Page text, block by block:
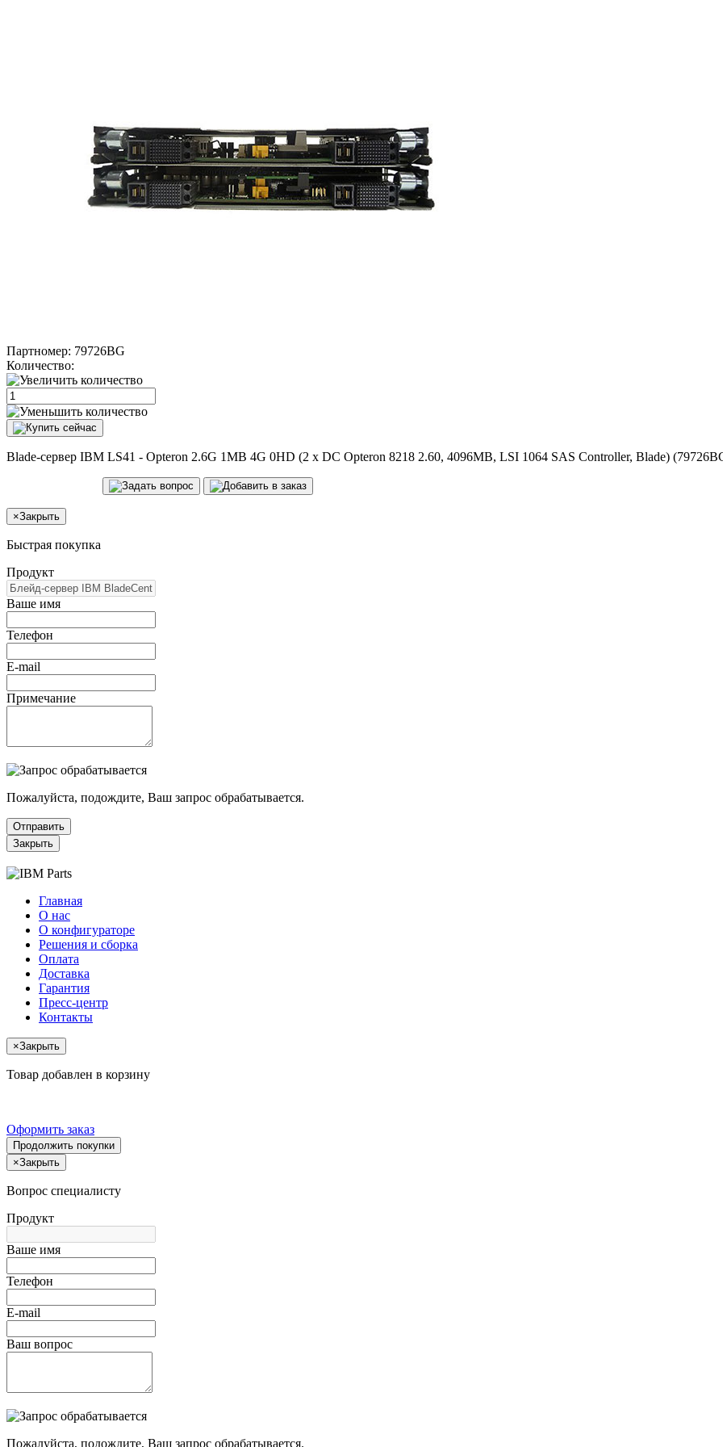
Партномер: 79726BG
Количество:
Blade-сервер IBM LS41 - Opteron 2.6G 1MB 4G 0HD (2 x DC Opteron 8218 2.60, 4096MB, LSI 1064 SAS Controller, Blade)
×Закрыть
Быстрая покупка
Продукт
Ваше имя
Телефон
E-mail
Примечание
Пожалуйста, подождите, Ваш запрос обрабатывается.
Отправить
Закрыть
Главная
О нас
О конфигураторе
Решения и сборка
Оплата
Доставка
Гарантия
Пресс-центр
Контакты
×Закрыть
Товар добавлен в корзину
Оформить заказ
Продолжить покупки
×Закрыть
Вопрос специалисту
Продукт
Ваше имя
Телефон
E-mail
Ваш вопрос
Пожалуйста, подождите, Ваш запрос обрабатывается.